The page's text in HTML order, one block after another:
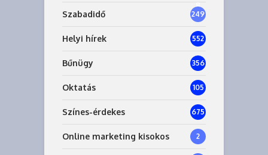
8
Szabadidő 249
Helyi hírek 552
Bűnügy 356
Oktatás 105
Színes-érdekes 675
Online marketing kisokos 2